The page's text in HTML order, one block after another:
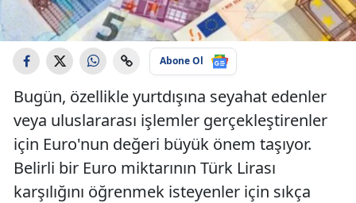
Abone Ol
Bugün, özellikle yurtdışına seyahat edenler
veya uluslararası işlemler gerçekleştirenler
için Euro'nun değeri büyük önem taşıyor.
Belirli bir Euro miktarının Türk Lirası
karşılığını öğrenmek isteyenler için sıkça